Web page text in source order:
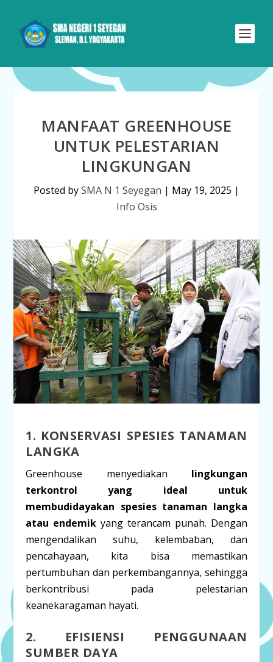
MANFAAT GREENHOUSE
UNTUK PELESTARIAN
LINGKUNGAN
Posted bySMA N 1 Seyegan | May 19, 2025 |
Info Osis
1. KONSERVASI SPESIES TANAMAN
LANGKA
Greenhouse menyediakan lingkungan
terkontrol yang ideal untuk
membudidayakan spesies tanaman langka
atau endemik yang terancam punah. Dengan
mengendalikan suhu, kelembaban, dan
pencahayaan, kita bisa memastikan
pertumbuhan dan perkembangannya, sehingga
berkontribusi pada pelestarian
keanekaragaman hayati.
2. EFISIENSI PENGGUNAAN
SUMBER DAYA